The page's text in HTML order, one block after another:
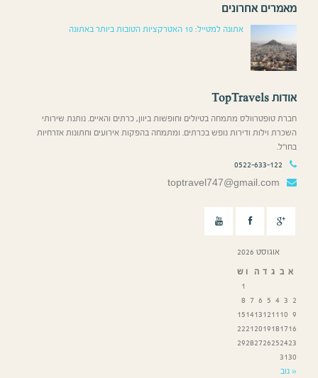
מאמרים אחרונים
אתונה למטייל: 10 האטרקציות הטובות ביותר באתונה
אודות TopTravels
חברת טופטרוולס מתמחה בטיולים וחופשות ביוון, כרתים והאיים. נותנת שירותי
השכרת וילות ודירות נופש בכרתים. ומתמחה בהפקות אירועים וחתונות אזרחיות
בחו”ל.
0522-633-122
toptravel747@gmail.com
אוגוסט 2026
א ב ג ד ה ו ש
1
2
3
4
5
6
7
8
9
10
11
12
13
14
15
16
17
18
19
20
21
22
23
24
25
26
27
28
29
30
31
« נוב